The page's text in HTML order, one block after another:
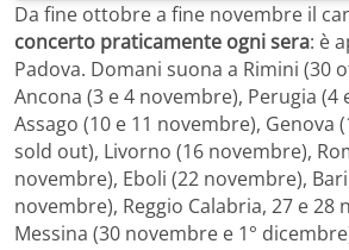
Da fine ottobre a fine novembre il
concerto praticamente ogni sera: è
Padova. Domani suona a Rimini (30
Ancona (3 e 4 novembre), Perugia (4
Assago (10 e 11 novembre), Genova
sold out), Livorno (16 novembre),
novembre), Eboli (22 novembre),
novembre), Reggio Calabria, 27 e 28
Messina (30 novembre e 1°